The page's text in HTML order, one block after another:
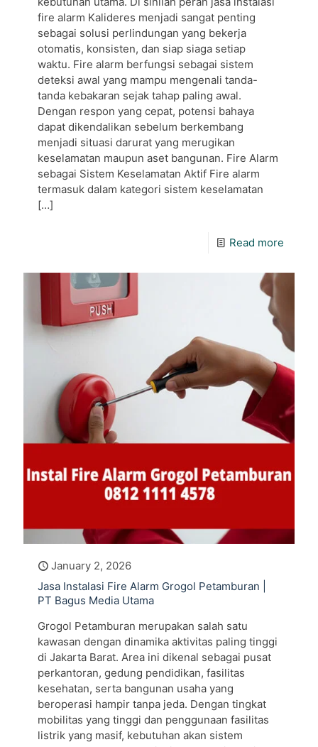
fire alarm Kalideres menjadi sangat penting
sebagai solusi perlindungan yang bekerja
otomatis, konsisten, dan siap siaga setiap
waktu. Fire alarm berfungsi sebagai sistem
deteksi awal yang mampu mengenali tanda-
tanda kebakaran sejak tahap paling awal.
Dengan respon yang cepat, potensi bahaya
dapat dikendalikan sebelum berkembang
menjadi situasi darurat yang merugikan
keselamatan maupun aset bangunan. Fire Alarm
sebagai Sistem Keselamatan Aktif Fire alarm
termasuk dalam kategori sistem keselamatan
[…]
Read more
January 2, 2026
Jasa Instalasi Fire Alarm Grogol Petamburan |
PT Bagus Media Utama
Grogol Petamburan merupakan salah satu
kawasan dengan dinamika aktivitas paling tinggi
di Jakarta Barat. Area ini dikenal sebagai pusat
perkantoran, gedung pendidikan, fasilitas
kesehatan, serta bangunan usaha yang
beroperasi hampir tanpa jeda. Dengan tingkat
mobilitas yang tinggi dan penggunaan fasilitas
listrik yang masif, kebutuhan akan sistem